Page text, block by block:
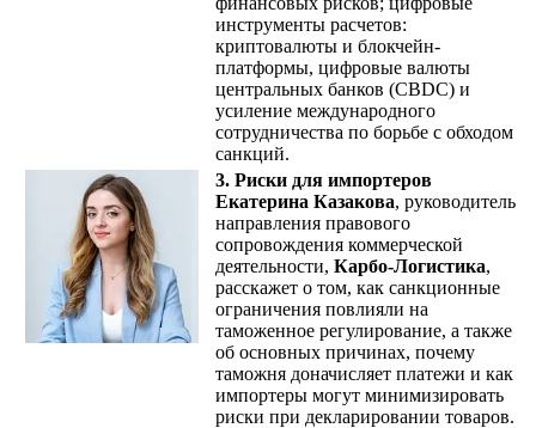
инструменты расчетов:
криптовалюты и блокчейн-
платформы, цифровые валюты
центральных банков (CBDC) и
усиление международного
сотрудничества по борьбе с обходом
санкций.
3. Риски для импортеров
Екатерина Казакова, руководитель
направления правового
сопровождения коммерческой
деятельности, Карбо-Логистика,
расскажет о том, как санкционные
ограничения повлияли на
таможенное регулирование, а также
об основных причинах, почему
таможня доначисляет платежи и как
импортеры могут минимизировать
риски при декларировании товаров.